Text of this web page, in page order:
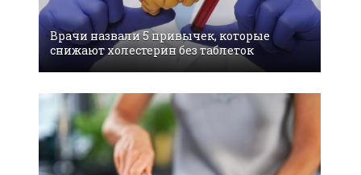
Врачи назвали 5 привычек, которые
снижают холестерин без таблеток